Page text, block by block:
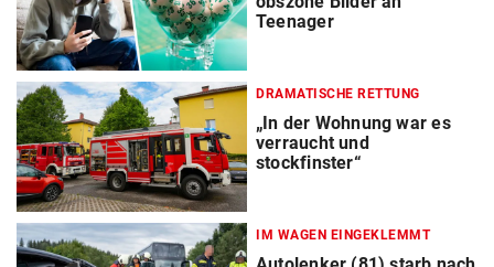
Teenager
DRAMATISCHE RETTUNG
„In der Wohnung war es
verraucht und
stockfinster“
IM WAGEN EINGEKLEMMT